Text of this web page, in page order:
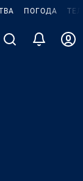
ПОГОДА